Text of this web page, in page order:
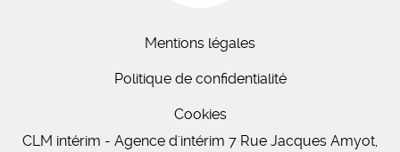
Mentions légales
Politique de confidentialité
Cookies
CLM intérim - Agence d'intérim 7 Rue Jacques Amyot,